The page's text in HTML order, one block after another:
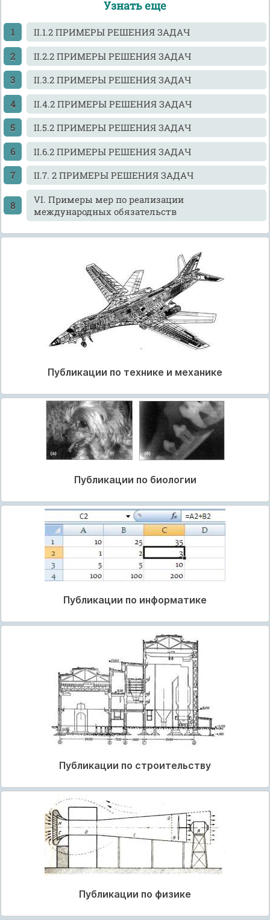
Узнать еще
II.1.2 ПРИМЕРЫ РЕШЕНИЯ ЗАДАЧ
II.2.2 ПРИМЕРЫ РЕШЕНИЯ ЗАДАЧ
II.3.2 ПРИМЕРЫ РЕШЕНИЯ ЗАДАЧ
II.4.2 ПРИМЕРЫ РЕШЕНИЯ ЗАДАЧ
II.5.2 ПРИМЕРЫ РЕШЕНИЯ ЗАДАЧ
II.6.2 ПРИМЕРЫ РЕШЕНИЯ ЗАДАЧ
II.7. 2 ПРИМЕРЫ РЕШЕНИЯ ЗАДАЧ
VI. Примеры мер по реализации
международных обязательств
Публикации по технике и механике
Публикации по биологии
Публикации по информатике
Публикации по строительству
Публикации по физике